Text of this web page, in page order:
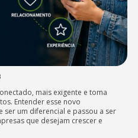
mais exigente e toma
Entender esse novo
um diferencial e passou a ser
que desejam crescer e